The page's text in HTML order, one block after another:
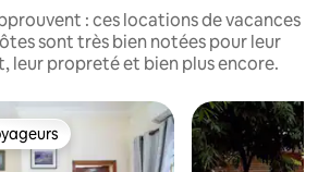
: ces locations de vacances
sont très bien notées pour leur
leur propreté et bien plus encore.